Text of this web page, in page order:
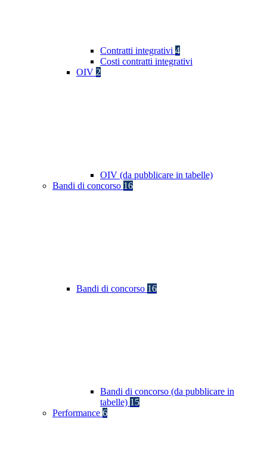
Contratti integrativi 4
Costi contratti integrativi
OIV 2
OIV (da pubblicare in tabelle)
Bandi di concorso 16
Bandi di concorso 16
Bandi di concorso (da pubblicare in
tabelle) 15
Performance 6